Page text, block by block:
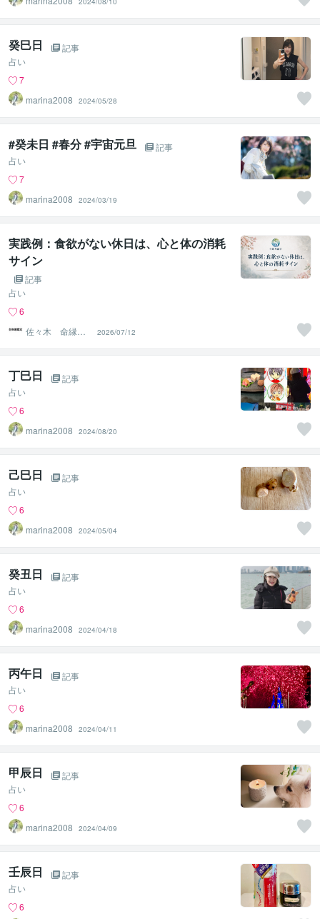
癸巳日
記事
占い
7
marina2008
2024/05/28
#癸未日 #春分 #宇宙元旦
記事
占い
7
marina2008
2024/03/19
実践例：食欲がない休日は、心と体の消耗
サイン
記事
占い
6
佐々木 命縁弁
証学
2026/07/12
丁巳日
記事
占い
6
marina2008
2024/08/20
己巳日
記事
占い
6
marina2008
2024/05/04
癸丑日
記事
占い
6
marina2008
2024/04/18
丙午日
記事
占い
6
marina2008
2024/04/11
甲辰日
記事
占い
6
marina2008
2024/04/09
壬辰日
記事
占い
6